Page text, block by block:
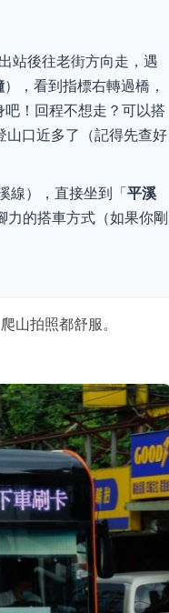
站後往老街方向走，遇
），看到指標右轉過橋，
吧！回程不想走？可以搭
山口近多了（記得先查好
線），直接坐到「平溪
力的搭車方式（如果你剛
山拍照都舒服。